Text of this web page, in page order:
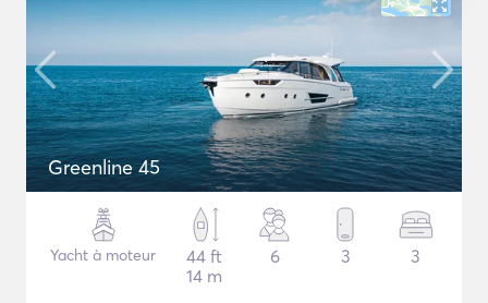
Greenline 45
Yacht à moteur
44 ft
14 m
6 3 3